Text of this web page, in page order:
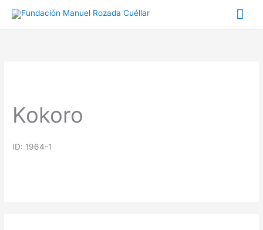
Kokoro
ID: 1964-1